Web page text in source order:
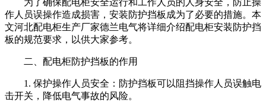
为了确保配电柜安全运行和工作人员的人身安全，防止操
作人员误操作造成损害，安装防护挡板成为了必要的措施。本
文河北配电柜生产厂家德兰电气将详细介绍配电柜安装防护挡
板的规范要求，以供大家参考。
二、配电柜防护挡板的作用
1. 保护操作人员安全：防护挡板可以阻挡操作人员误触电
击开关，降低电气事故的风险。